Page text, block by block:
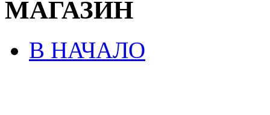
МАГАЗИН
В НАЧАЛО